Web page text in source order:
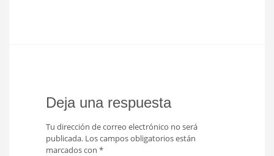
Deja una respuesta
Tu dirección de correo electrónico no será
publicada. Los campos obligatorios están
marcados con *